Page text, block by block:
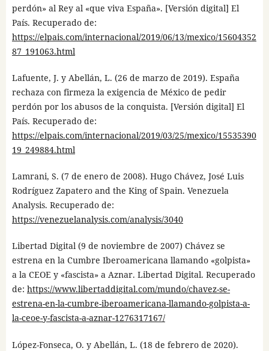
perdón» al Rey al «que viva España». [Versión digital] El
País. Recuperado de:
https://elpais.com/internacional/2019/06/13/mexico/15604352
87_191063.html
Lafuente, J. y Abellán, L. (26 de marzo de 2019). España
rechaza con firmeza la exigencia de México de pedir
perdón por los abusos de la conquista. [Versión digital] El
País. Recuperado de:
https://elpais.com/internacional/2019/03/25/mexico/15535390
19_249884.html
Lamrani, S. (7 de enero de 2008). Hugo Chávez, José Luis
Rodríguez Zapatero and the King of Spain. Venezuela
Analysis. Recuperado de:
https://venezuelanalysis.com/analysis/3040
Libertad Digital (9 de noviembre de 2007) Chávez se
estrena en la Cumbre Iberoamericana llamando «golpista»
a la CEOE y «fascista» a Aznar. Libertad Digital. Recuperado
de: https://www.libertaddigital.com/mundo/chavez-se-
estrena-en-la-cumbre-iberoamericana-llamando-golpista-a-
la-ceoe-y-fascista-a-aznar-1276317167/
López-Fonseca, O. y Abellán, L. (18 de febrero de 2020).